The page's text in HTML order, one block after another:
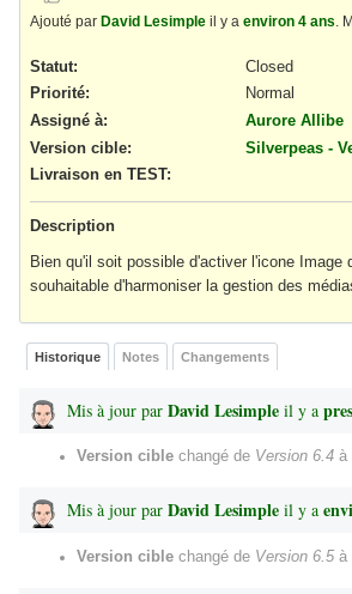
Ajouté par David Lesimple il y a environ 4 ans .
Statut:
Closed
Priorité:
Normal
Assigné à:
Aurore Allibe
Version cible:
Silverpeas -
Livraison en TEST:
Description
Bien qu'il soit possible d'activer l'icone
souhaitable d'harmoniser la gestion des
Historique Notes Changements
Mis à jour par David Lesimple il y a
Version cible changé de Version 6.4 à
Mis à jour par David Lesimple il y a
Version cible changé de Version 6.5 à